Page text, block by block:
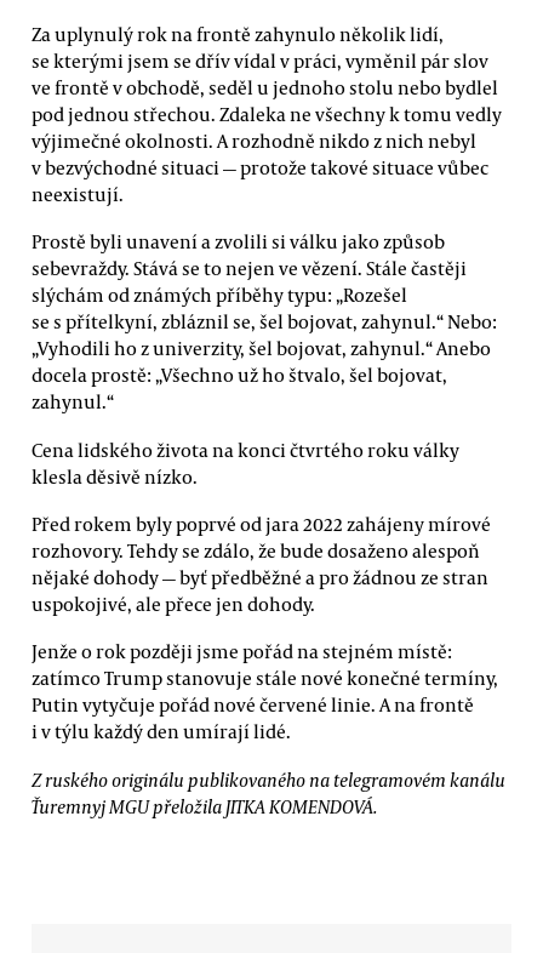
Za uplynulý rok na frontě zahynulo několik lidí,
se kterými jsem se dřív vídal v práci, vyměnil pár slov
ve frontě v obchodě, seděl u jednoho stolu nebo bydlel
pod jednou střechou. Zdaleka ne všechny k tomu vedly
výjimečné okolnosti. A rozhodně nikdo z nich nebyl
v bezvýchodné situaci — protože takové situace vůbec
neexistují.
Prostě byli unavení a zvolili si válku jako způsob
sebevraždy. Stává se to nejen ve vězení. Stále častěji
slýchám od známých příběhy typu: „Rozešel
se s přítelkyní, zbláznil se, šel bojovat, zahynul.“ Nebo:
„Vyhodili ho z univerzity, šel bojovat, zahynul.“ Anebo
docela prostě: „Všechno už ho štvalo, šel bojovat,
zahynul.“
Cena lidského života na konci čtvrtého roku války
klesla děsivě nízko.
Před rokem byly poprvé od jara 2022 zahájeny mírové
rozhovory. Tehdy se zdálo, že bude dosaženo alespoň
nějaké dohody — byť předběžné a pro žádnou ze stran
uspokojivé, ale přece jen dohody.
Jenže o rok později jsme pořád na stejném místě:
zatímco Trump stanovuje stále nové konečné termíny,
Putin vytyčuje pořád nové červené linie. A na frontě
i v týlu každý den umírají lidé.
Z ruského originálu publikovaného na telegramovém kanálu
Ťuremnyj MGU přeložila JITKA KOMENDOVÁ.